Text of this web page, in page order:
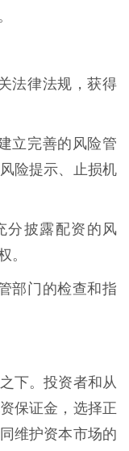
法律法规，获得
立完善的风险管
险提示、止损机
分披露配资的风
。
部门的检查和指
下。投资者和从
保证金，选择正
维护资本市场的